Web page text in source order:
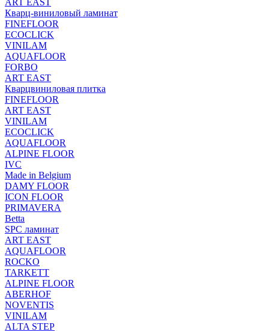
ART EAST
Кварц-виниловый ламинат
FINEFLOOR
ECOCLICK
VINILAM
AQUAFLOOR
FORBO
ART EAST
Кварцвиниловая плитка
FINEFLOOR
ART EAST
VINILAM
ECOCLICK
AQUAFLOOR
ALPINE FLOOR
IVC
Made in Belgium
DAMY FLOOR
ICON FLOOR
PRIMAVERA
Betta
SPC ламинат
ART EAST
AQUAFLOOR
ROCKO
TARKETT
ALPINE FLOOR
ABERHOF
NOVENTIS
VINILAM
ALTA STEP